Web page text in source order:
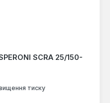
SCRA 25/150-
тиску